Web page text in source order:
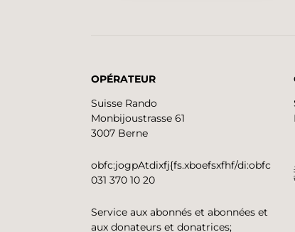
OPÉRATEUR
Suisse Rando
Monbijoustrasse 61
3007 Berne
obfc:jogpAtdixfj{fs.xboefsxfhf/di:obfc
031 370 10 20
Service aux abonnés et abonnées et
aux donateurs et donatrices;